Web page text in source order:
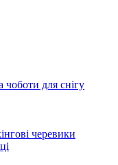
чоботи для снігу
черевики